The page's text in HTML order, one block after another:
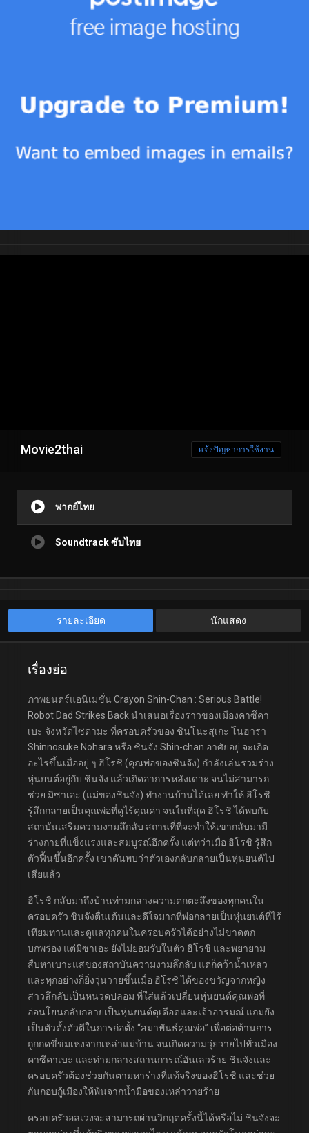
Movie2thai แจ้งปัญหาการใช้งาน
พากย์ไทย
Soundtrack ซับไทย
รายละเอียด นักแสดง
เรื่องย่อ
ภาพยนตร์แอนิเมชั่น Crayon Shin-Chan : Serious Battle!
Robot Dad Strikes Back นำเสนอเรื่องราวของเมืองคาซึคา
เบะ จังหวัดไซตามะ ที่ครอบครัวของ ชินโนะสุเกะ โนฮารา
Shinnosuke Nohara หรือ ชินจัง Shin-chan อาศัยอยู่ จะเกิด
อะไรขึ้นเมื่ออยู่ ๆ ฮิโรชิ (คุณพ่อของชินจัง) กำลังเล่นรวมร่าง
หุ่นยนต์อยู่กับ ชินจัง แล้วเกิดอาการหลังเดาะ จนไม่สามารถ
ช่วย มิซาเอะ (แม่ของชินจัง) ทำงานบ้านได้เลย ทำให้ ฮิโรชิ
รู้สึกกลายเป็นคุณพ่อที่ดูไร้คุณค่า จนในที่สุด ฮิโรชิ ได้พบกับ
สถาบันเสริมความงามลึกลับ สถานที่ที่จะทำให้เขากลับมามี
ร่างกายที่แข็งแรงและสมบูรณ์อีกครั้ง แต่ทว่าเมื่อ ฮิโรชิ รู้สึก
ตัวฟื้นขึ้นอีกครั้ง เขาดันพบว่าตัวเองกลับกลายเป็นหุ่นยนต์ไป
เสียแล้ว
ฮิโรชิ กลับมาถึงบ้านท่ามกลางความตกตะลึงของทุกคนใน
ครอบครัว ชินจังตื่นเต้นและดีใจมากที่พ่อกลายเป็นหุ่นยนต์ที่ไร้
เทียมทานและดูแลทุกคนในครอบครัวได้อย่างไม่ขาดตก
บกพร่อง แต่มิซาเอะ ยังไม่ยอมรับในตัว ฮิโรชิ และพยายาม
สืบหาเบาะแสของสถาบันความงามลึกลับ แต่ก็คว้าน้ำเหลว
และทุกอย่างก็ยิ่งวุ่นวายขึ้นเมื่อ ฮิโรชิ ได้ของขวัญจากหญิง
สาวลึกลับเป็นหนวดปลอม ที่ใส่แล้วเปลี่ยนหุ่นยนต์คุณพ่อที่
อ่อนโยนกลับกลายเป็นหุ่นยนต์ดุเดือดและเจ้าอารมณ์ แถมยัง
เป็นตัวตั้งตัวตีในการก่อตั้ง “สมาพันธ์คุณพ่อ” เพื่อต่อต้านการ
ถูกกดขี่ข่มเหงจากเหล่าแม่บ้าน จนเกิดความวุ่ยวายไปทั่วเมือง
คาซึคาเบะ และท่ามกลางสถานการณ์อันเลวร้าย ชินจังและ
ครอบครัวต้องช่วยกันตามหาร่างที่แท้จริงของฮิโรชิ และช่วย
กันกอบกู้เมืองให้พ้นจากน้ำมือของเหล่าวายร้าย
ครอบครัวอลเวงจะสามารถผ่านวิกฤตครั้งนี้ได้หรือไม่ ชินจังจะ